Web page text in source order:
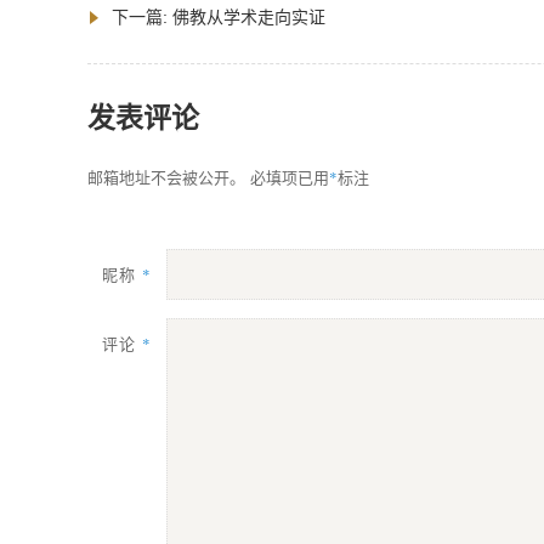
下一篇: 佛教从学术走向实证
发表评论
邮箱地址不会被公开。 必填项已用*标注
昵称 *
评论 *